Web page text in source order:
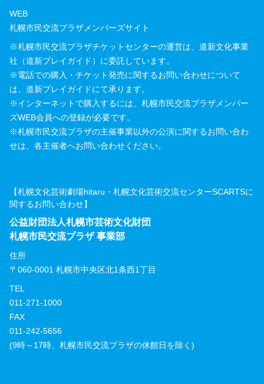
WEB
札幌市民交流プラザメンバーズサイト
※札幌市民交流プラザチケットセンターの運営は、道新文化事業
社（道新プレイガイド）に委託しています。
※電話での購入・チケット発売に関するお問い合わせについて
は、道新プレイガイドにて承ります。
※インターネットで購入するには、札幌市民交流プラザメンバー
ズWEB会員への登録が必要です。
※札幌市民交流プラザの主催事業以外の公演に関するお問い合わ
せは、各主催者へお問い合わせください。
【札幌文化芸術劇場hitaru・札幌文化芸術交流センターSCARTSに
関するお問い合わせ】
公益財団法人札幌市芸術文化財団
札幌市民交流プラザ 事業部
住所
〒060-0001 札幌市中央区北1条西1丁目
TEL
011-271-1000
FAX
011-242-5656
(9時～17時、札幌市民交流プラザの休館日を除く)